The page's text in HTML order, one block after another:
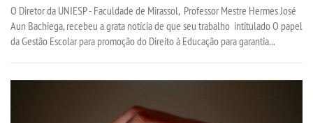
O Diretor da UNIESP - Faculdade de Mirassol, Professor Mestre Hermes José
Aun Bachiega, recebeu a grata notícia de que seu trabalho intitulado O papel
da Gestão Escolar para promoção do Direito à Educação para garantia...